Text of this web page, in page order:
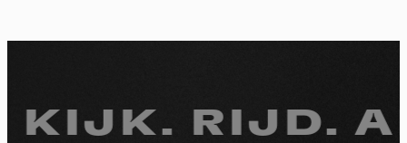
KIJK. RIJD.